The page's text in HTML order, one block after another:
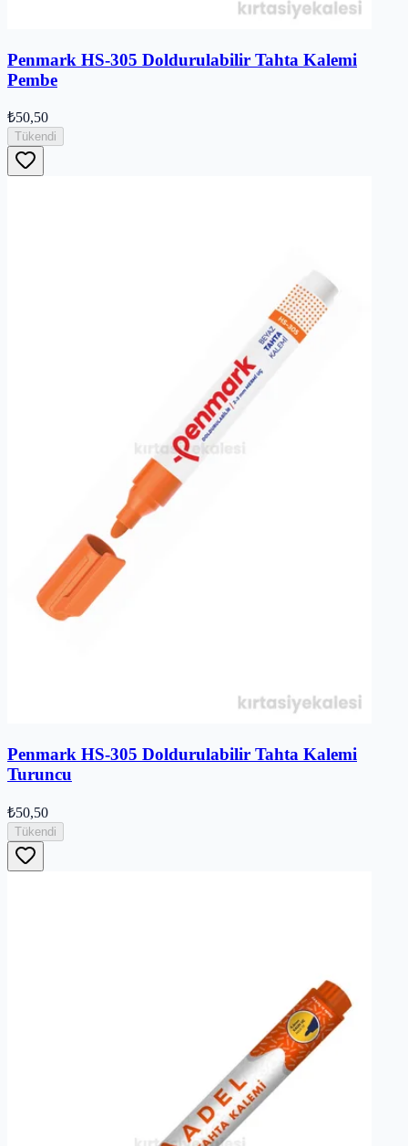
Penmark HS-305 Doldurulabilir Tahta Kalemi
Pembe
₺50,50
Tükendi
Penmark HS-305 Doldurulabilir Tahta Kalemi
Turuncu
₺50,50
Tükendi